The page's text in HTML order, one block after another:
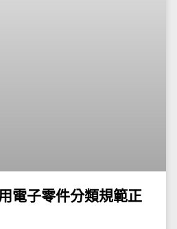
電子零件分類規範正